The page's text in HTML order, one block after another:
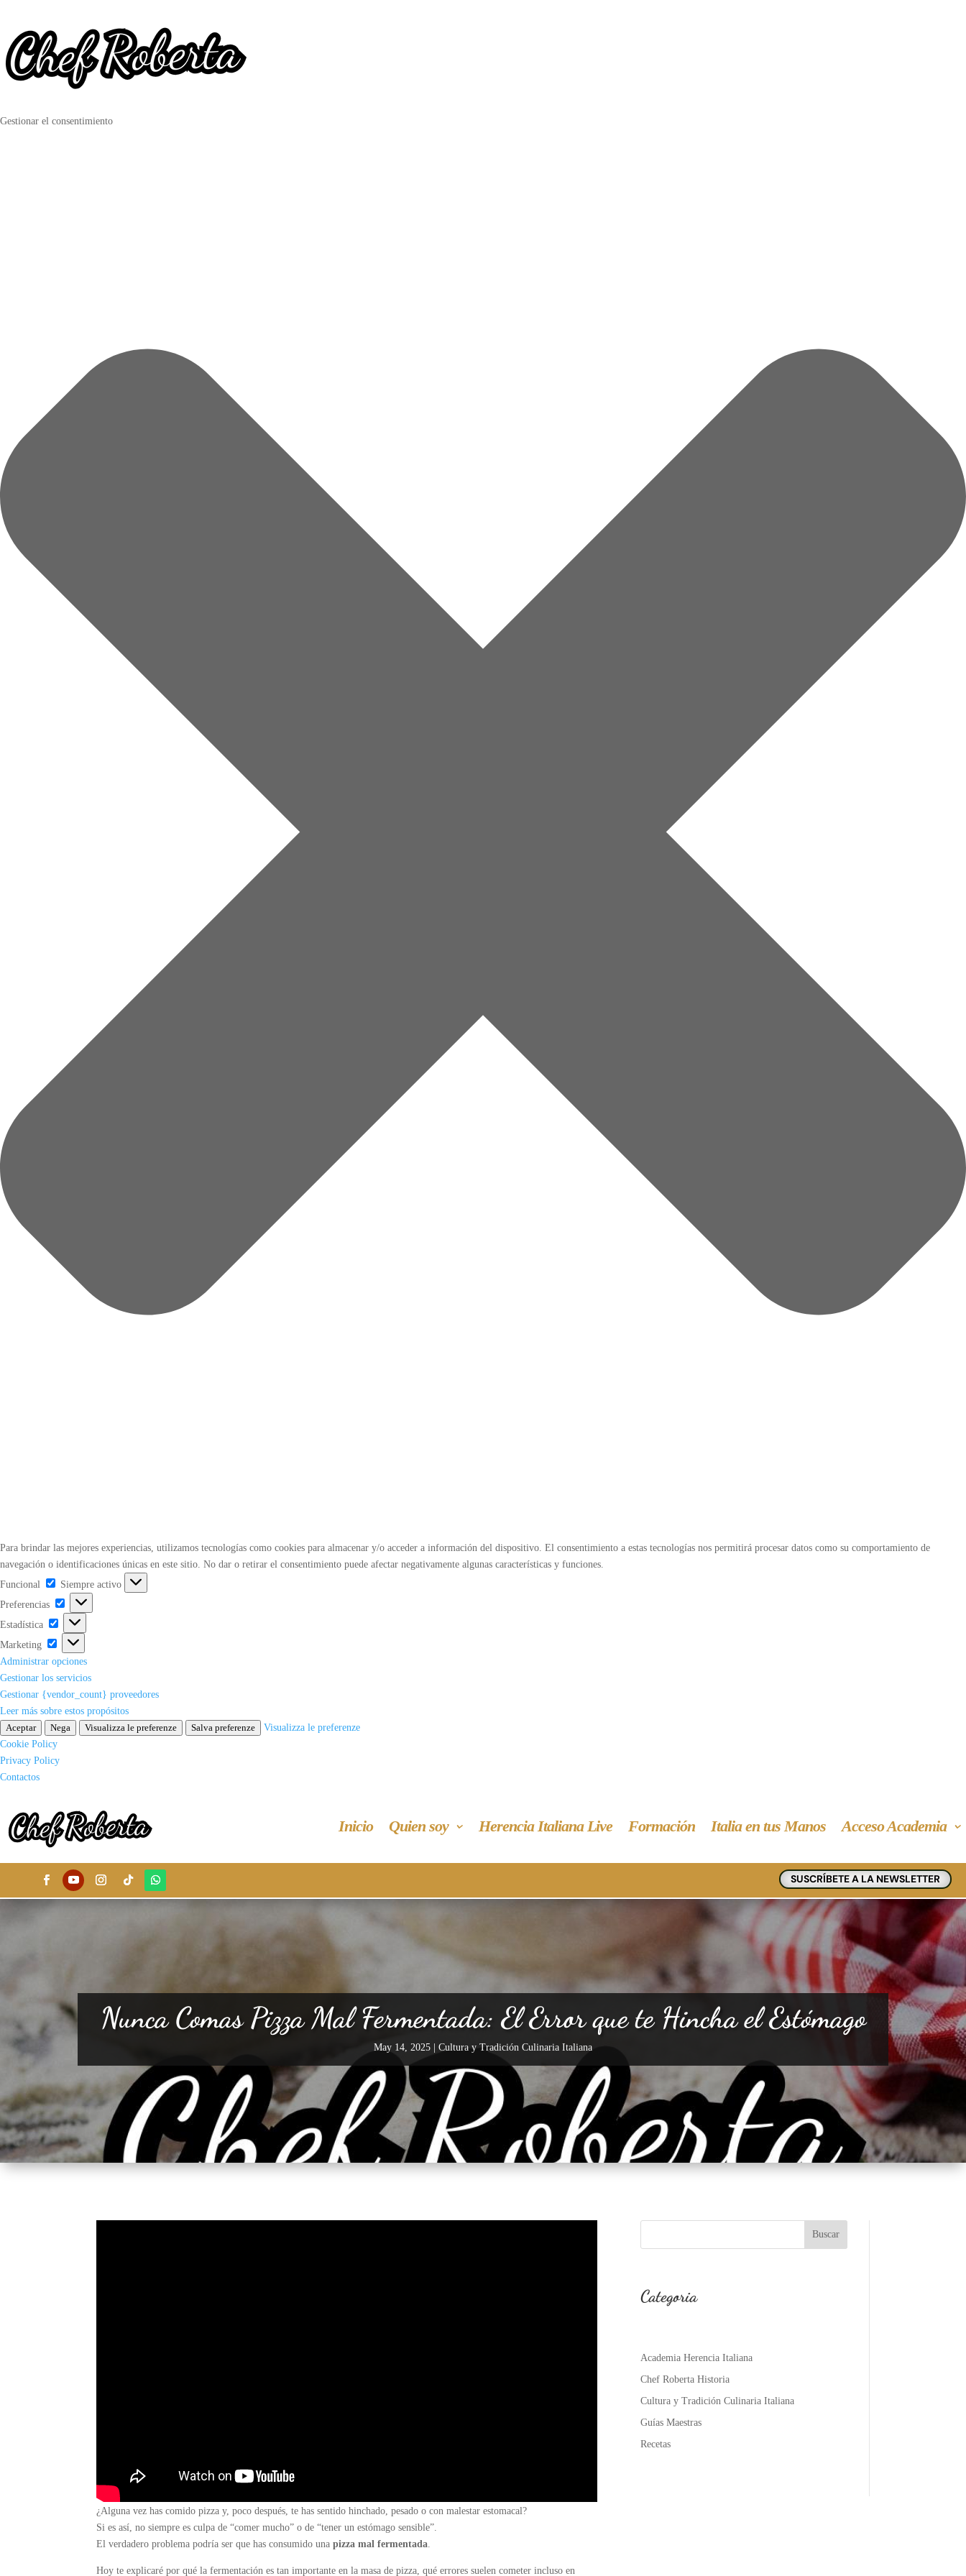
Gestionar el consentimiento
Para brindar las mejores experiencias, utilizamos tecnologías como cookies para almacenar y/o acceder a información del dispositivo. El consentimiento a estas tecnologías nos permitirá procesar datos como su comportamiento de
navegación o identificaciones únicas en este sitio. No dar o retirar el consentimiento puede afectar negativamente algunas características y funciones.
Funcional
Funcional
Siempre activo
Preferencias
Preferencias
Estadística Estadística
Marketing
Marketing
Administrar opciones
Gestionar los servicios
Gestionar {vendor_count} proveedores
Leer más sobre estos propósitos
Aceptar
Nega Visualizza le preferenze Salva preferenze
Visualizza le preferenze
Cookie Policy
Privacy Policy
Contactos
Inicio Quien soy Herencia Italiana Live Formación Italia en tus Manos Acceso Academia
SUSCRÍBETE A LA NEWSLETTER
Nunca Comas Pizza Mal Fermentada: El Error que te Hincha el Estómago
May 14, 2025 Cultura y Tradición Culinaria Italiana
¿Alguna vez has comido pizza y, poco después, te has sentido hinchado, pesado o con malestar estomacal?
Si es así, no siempre es culpa de “comer mucho” o de “tener un estómago sensible”.
El verdadero problema podría ser que has consumido unapizza mal fermentada
Hoy te explicaré por qué la fermentación es tan importante en la masa de pizza, qué errores suelen cometer incluso en
Buscar
Categoria
Academia Herencia Italiana
Chef Roberta Historia
Cultura y Tradición Culinaria Italiana
Guías Maestras
Recetas